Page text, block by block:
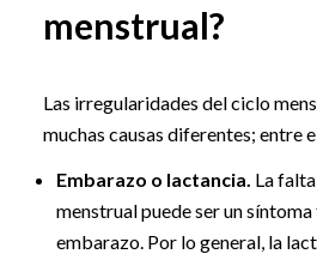
menstrual?
Las irregularidades del ciclo
muchas causas diferentes; entre
Embarazo o lactancia. La
menstrual puede ser un
embarazo. Por lo general, la